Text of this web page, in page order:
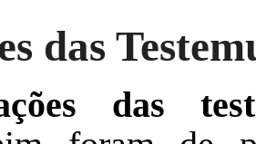
das
das